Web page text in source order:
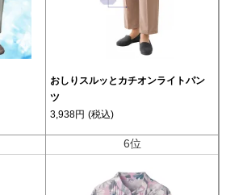
おしりスルッとカチオンライトパン
ツ
3,938円 (税込)
6位